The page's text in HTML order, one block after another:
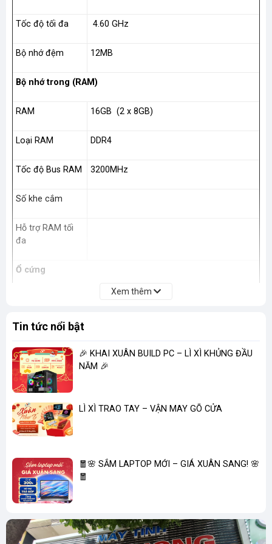
Tốc độ tối đa 4.60 GHz
Bộ nhớ đệm 12MB
Bộ nhớ trong (RAM)
RAM 16GB (2 x 8GB)
Loại RAM DDR4
Tốc độ Bus RAM 3200MHz
Số khe cắm
Hỗ trợ RAM tối
đa
Ổ cứng
Tốc độ vòng
Khe cắm SSD
mở rộng
Ổ đĩa quang
(ODD)
Kích thước màn
hình
Độ phân giải FHD (1920 x 1080)
Xem thêm
Tin tức nổi bật
🎉 KHAI XUÂN BUILD PC – LÌ XÌ KHỦNG ĐẦU
NĂM 🎉
LÌ XÌ TRAO TAY – VẬN MAY GÕ CỬA
🧧🌸 SẮM LAPTOP MỚI – GIÁ XUÂN SANG! 🌸
🧧